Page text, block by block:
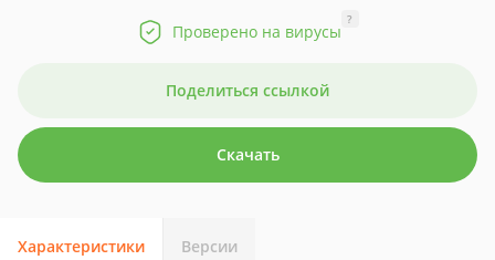
Проверено на вирусы
?
Поделиться ссылкой
Скачать
Характеристики Версии